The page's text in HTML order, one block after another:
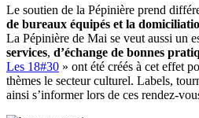
Le soutien de la Pépinière prend
de bureaux équipés et la
La Pépinière de Mai se veut aussi un
services, d’échange de bonnes
Les 18#30 » ont été créés à cet effet
thèmes le secteur culturel. Labels,
ainsi s’informer lors de ces rendez-